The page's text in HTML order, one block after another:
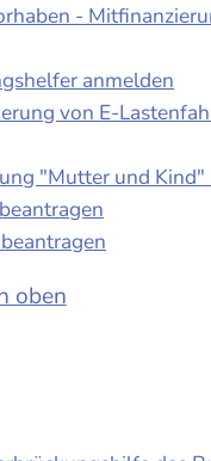
-
anmelden
von E-
"Mutter und Kind"
oben